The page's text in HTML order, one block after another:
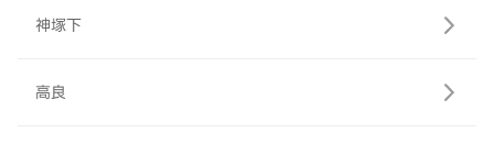
神塚下
高良